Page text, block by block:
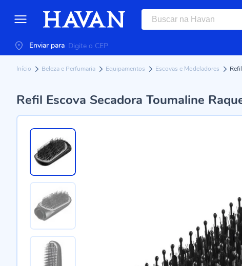
Enviar para
Início Beleza e Perfumaria Equipamentos Escovas e Modeladores
Refil Escova Secadora Toumaline